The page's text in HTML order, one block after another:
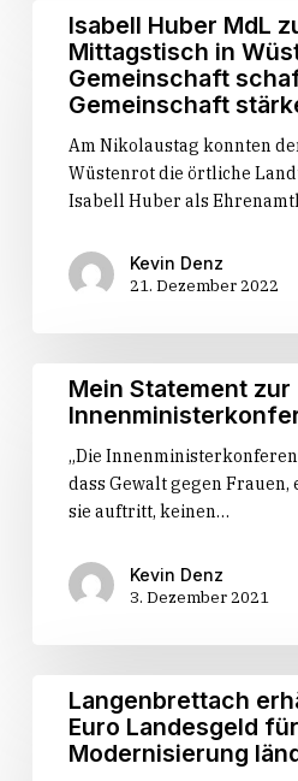
Isabell
Huber
beim
Mittagstisch
Gemeinschaft
schaffen
Isabell Huber MdL
Mittagstisch in
Gemeinschaft
Gemeinschaft
Am Nikolaustag konnten
Wüstenrot die örtliche
Isabell Huber als
Kevin Denz
21. Dezember 2022
Mein
Statement
Innenministerkonferenz:
Mein Statement zur
„Die
dass Gewalt gegen
sie auftritt, keinen…
Kevin Denz
3. Dezember 2021
Langenbrettach
erhält
rund
Langenbrettach
Euro Landesgeld
Modernisierung